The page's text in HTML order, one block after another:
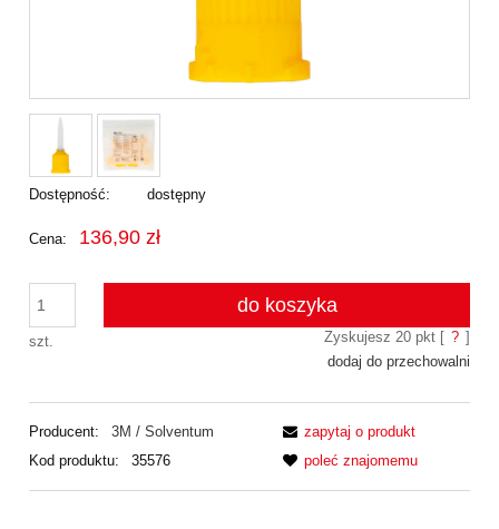
Dostępność: dostępny
Cena: 136,90 zł
szt.
do koszyka
Zyskujesz 20pkt [ ? ]
dodaj do przechowalni
Producent:
3M / Solventum
Kod produktu:
35576
zapytaj o produkt
poleć znajomemu